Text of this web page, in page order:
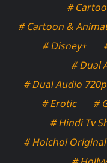
#
# Cartoon &
# Disney+
# Dual
# Dual Audio
# Erotic
#
# Hindi Tv
# Hoichoi Original